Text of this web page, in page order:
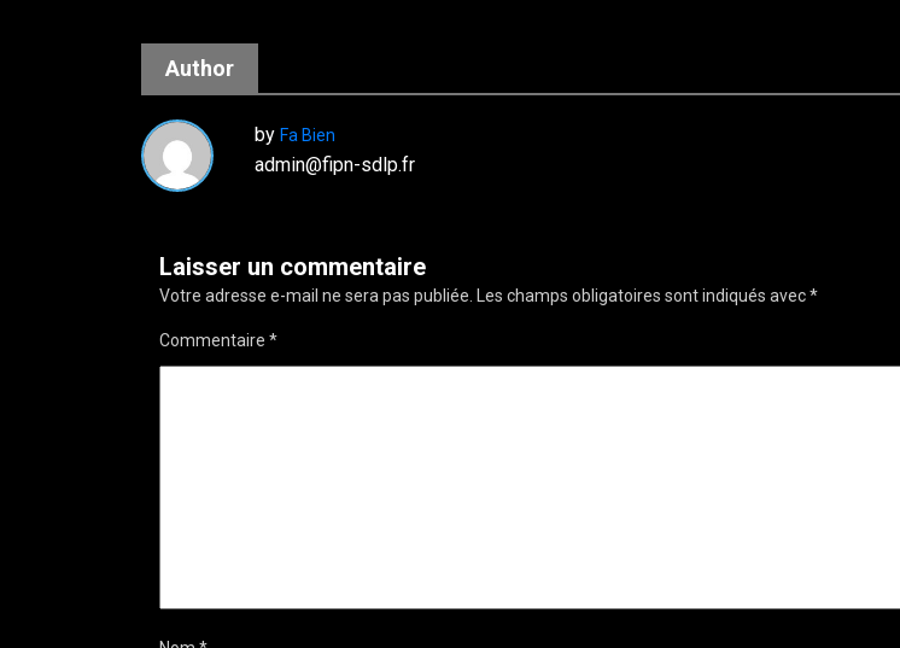
Author
by Fa Bien
admin@fipn-sdlp.fr
Laisser un commentaire
Votre adresse e-mail ne sera pas publiée. Les champs obligatoires sont indiqués avec*
Commentaire *